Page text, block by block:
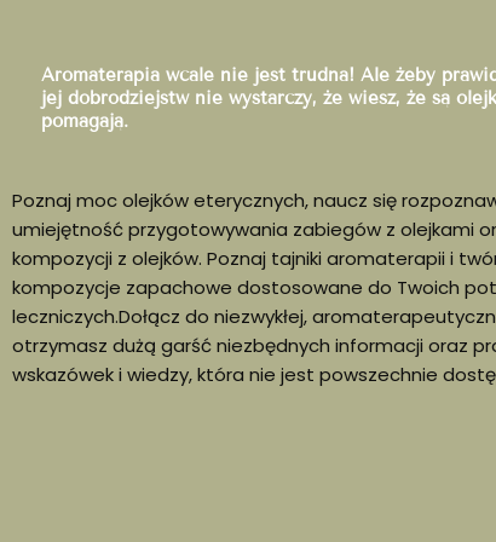
Aromaterapia wcale nie jest trudna! Ale żeby
jej dobrodziejstw nie wystarczy, że wiesz, że są
pomagają.
Poznaj moc olejków eterycznych, naucz się
umiejętność przygotowywania zabiegów z olejkami
kompozycji z olejków. Poznaj tajniki aromaterapii i
kompozycje zapachowe dostosowane do Twoich
leczniczych.Dołącz do niezwykłej,
otrzymasz dużą garść niezbędnych informacji oraz
wskazówek i wiedzy, która nie jest powszechnie